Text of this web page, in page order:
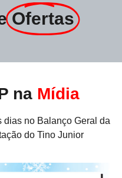
Ofertas
na Mídia
dias no Balanço Geral da
do Tino Junior